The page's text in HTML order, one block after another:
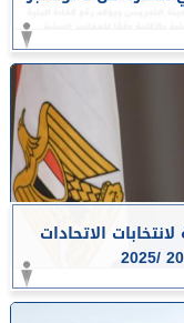
الاتحادات